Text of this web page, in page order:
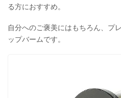
る方におすすめ。
自分へのご褒美にはもちろん、プ
ップバームです。